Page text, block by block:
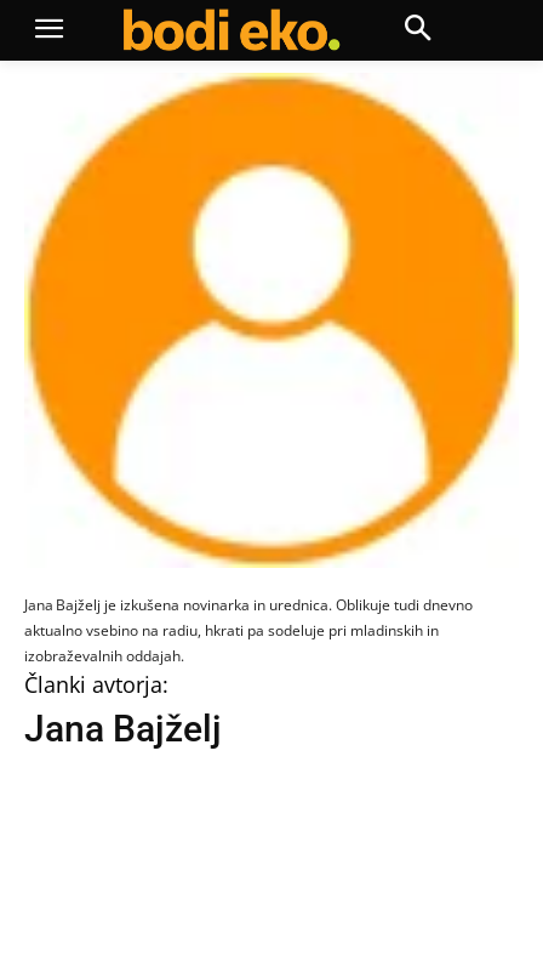
Jana Bajželj je izkušena novinarka in urednica. Oblikuje tudi dnevno
aktualno vsebino na radiu, hkrati pa sodeluje pri mladinskih in
izobraževalnih oddajah.
Članki avtorja:
Jana Bajželj